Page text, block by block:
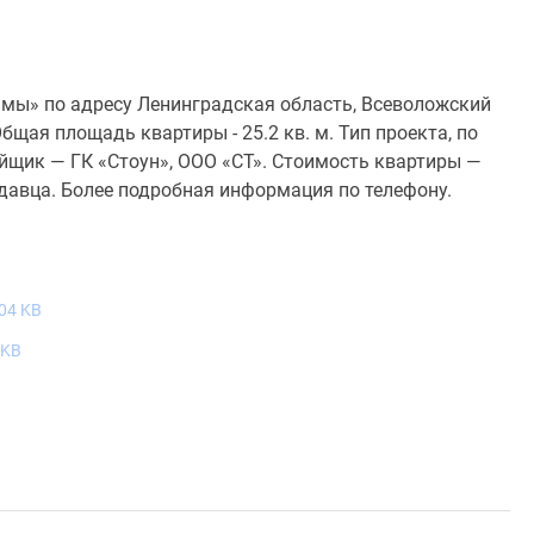
по адресу Ленинградская область, Всеволожский
площадь квартиры - 25.2 кв. м. Тип проекта, по
— ГК «Стоун», ООО «СТ». Стоимость квартиры —
Более подробная информация по телефону.
KB